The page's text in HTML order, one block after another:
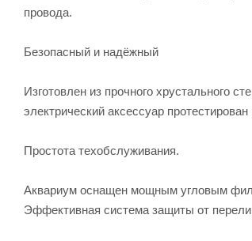
провода.
Безопасный и надёжный
Изготовлен из прочного хрустального
электрический аксессуар
Простота техобслуживания.
Aквариум оснащен мощным угловым
Эффективная система защиты от